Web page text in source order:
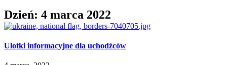
Dzień: 4 marca 2022
Ulotki informacyjne dla uchodźców